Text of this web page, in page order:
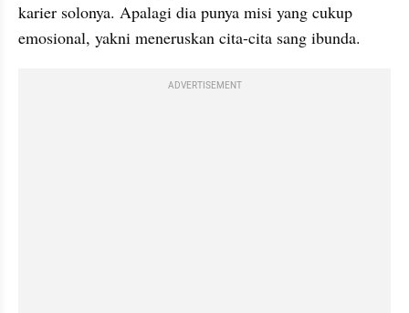
karier solonya. Apalagi dia punya misi yang cukup
emosional, yakni meneruskan cita-cita sang ibunda.
ADVERTISEMENT